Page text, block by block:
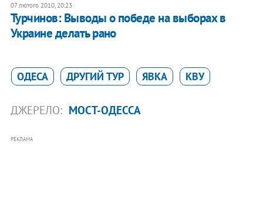
07 лютого 2010, 20:23
Турчинов: Выводы о победе на выборах в
Украине делать рано
ОДЕСА ДРУГИЙ ТУР ЯВКА КВУ
ДЖЕРЕЛО: МОСТ-ОДЕССА
РЕКЛАМА